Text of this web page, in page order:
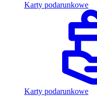
Karty podarunkowe
Karty podarunkowe